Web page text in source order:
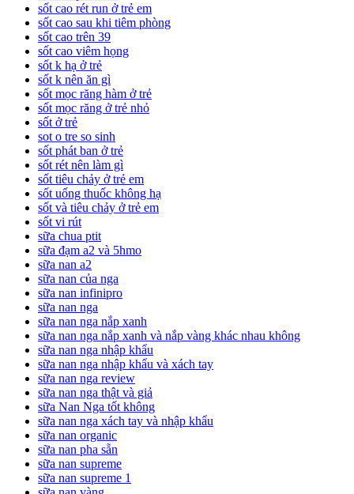
sốt cao rét run ở trẻ em
sốt cao sau khi tiêm phòng
sốt cao trên 39
sốt cao viêm họng
sốt k hạ ở trẻ
sốt k nên ăn gì
sốt mọc răng hàm ở trẻ
sốt mọc răng ở trẻ nhỏ
sốt ở trẻ
sot o tre so sinh
sốt phát ban ở trẻ
sốt rét nên làm gì
sốt tiêu chảy ở trẻ em
sốt uống thuốc không hạ
sốt và tiêu chảy ở trẻ em
sốt vi rút
sữa chua ptit
sữa đạm a2 và 5hmo
sữa nan a2
sữa nan của nga
sữa nan infinipro
sữa nan nga
sữa nan nga nắp xanh
sữa nan nga nắp xanh và nắp vàng khác nhau không
sữa nan nga nhập khẩu
sữa nan nga nhập khẩu và xách tay
sữa nan nga review
sữa nan nga thật và giả
sữa Nan Nga tốt không
sữa nan nga xách tay và nhập khẩu
sữa nan organic
sữa nan pha sẵn
sữa nan supreme
sữa nan supreme 1